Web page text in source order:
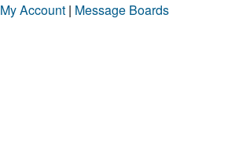
My Account | Message Boards